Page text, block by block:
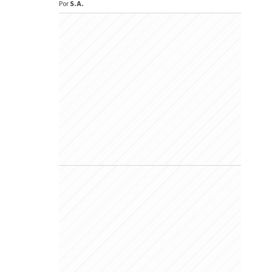
Por S.A.